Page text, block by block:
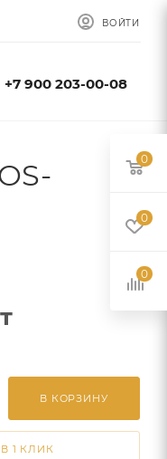
ВОЙТИ
+7 900 203-00-08
В КОРЗИНУ
1 КЛИК
0
0
0